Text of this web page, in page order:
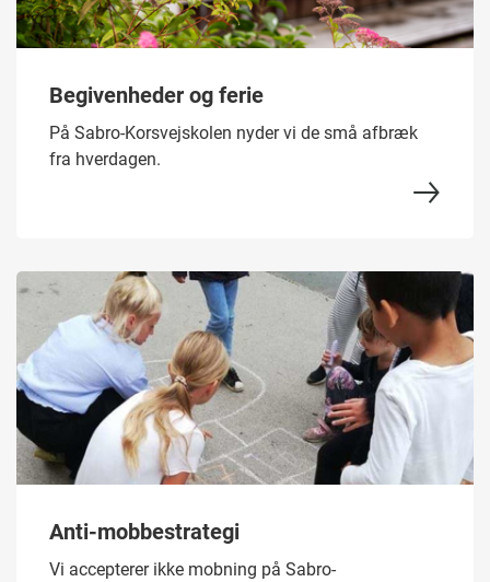
Begivenheder og ferie
På Sabro-Korsvejskolen nyder vi de små afbræk
fra hverdagen.
Anti-mobbestrategi
Vi accepterer ikke mobning på Sabro-